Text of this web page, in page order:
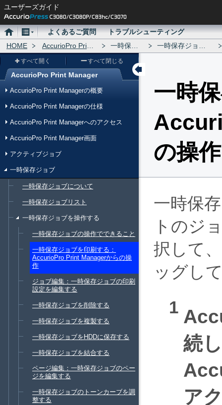
ユーザーズガイド
ホ
ー
メ
ニ
ュ
ー
よくあるご質問
トラブルシューティング
HOME
AccurioPro Print Manager 一時保存ジョブ 一時保存ジョブを操作する
メ
ー
AccurioPro Print Manager
すべて開く すべて閉じる
AccurioPro Print Managerの概要
AccurioPro Print Managerの仕様
AccurioPro Print Managerへのアクセス
AccurioPro Print Manager画面
アクティブジョブ
一時保存ジョブ
一時保存ジョブについて
一時保存ジョブリスト
一時保存ジョブを操作する
一時保存ジョブの操作でできること
一時保存ジョブを印刷する：
AccurioPro Print Managerからの操
作
ジョブ編集：一時保存ジョブの印刷
設定を編集する
一時保存ジョブを削除する
一時保存ジョブを複製する
一時保存ジョブをHDDに保存する
一時保存ジョブを結合する
ページ編集：一時保存ジョブのペー
ジを編集する
一時保存ジョブのトーンカーブを調
整する
一時
の操作
一時保
トのジ
択して
ッグし
続
ア